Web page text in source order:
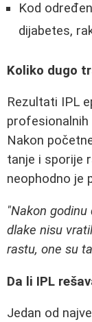
Kod
dijabetes,
Koliko dugo
Rezultati IPL
profesionalnih
Nakon
tanje i sporije
neophodno je
"Nakon
dlake nisu
rastu, one su
Da li IPL
Jedan od